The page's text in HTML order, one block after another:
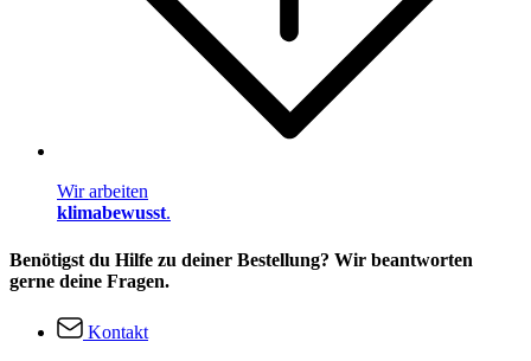
Wir arbeiten
klimabewusst.
Benötigst du Hilfe zu deiner Bestellung? Wir beantworten
gerne deine Fragen.
Kontakt